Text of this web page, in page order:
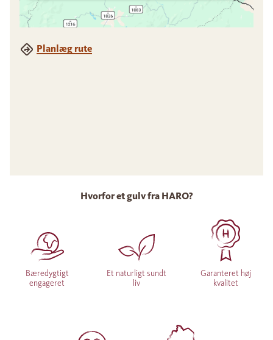
Planlæg rute
Hvorfor et gulv fra HARO?
Bæredygtigt
engageret
Et naturligt sundt
liv
Garanteret høj
kvalitet